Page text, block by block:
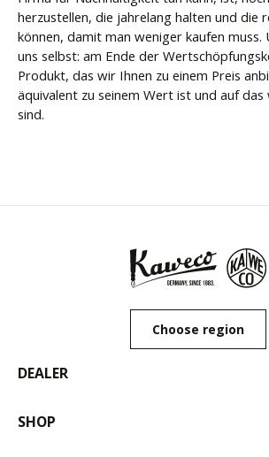
herzustellen, die jahrelang halten und die
können, damit man weniger kaufen muss.
uns selbst: am Ende der
Produkt, das wir Ihnen zu einem Preis
äquivalent zu seinem Wert ist und auf
sind.
Choose region
DEALER
SHOP